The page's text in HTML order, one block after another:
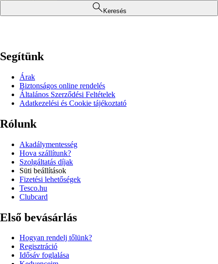
Keresés
Segítünk
Árak
Biztonságos online rendelés
Általános Szerződési Feltételek
Adatkezelési és Cookie tájékoztató
Rólunk
Akadálymentesség
Hova szállítunk?
Szolgáltatás díjak
Süti beállítások
Fizetési lehetőségek
Tesco.hu
Clubcard
Első bevásárlás
Hogyan rendelj tőlünk?
Regisztráció
Idősáv foglalása